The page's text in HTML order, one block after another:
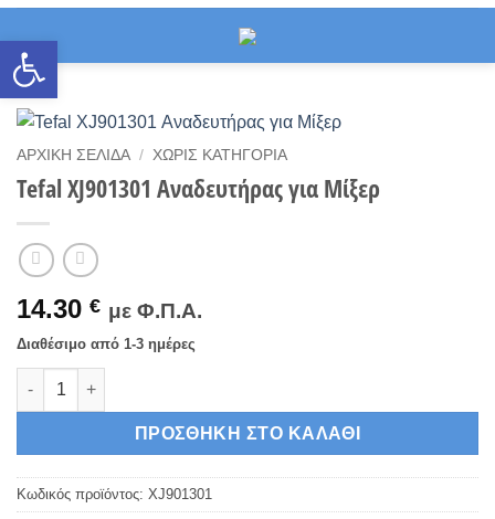
Ανοίξτε τη γραμμή εργαλείων
ΑΡΧΙΚΉ ΣΕΛΊΔΑ / ΧΩΡΊΣ ΚΑΤΗΓΟΡΊΑ
Tefal XJ901301 Αναδευτήρας για Μίξερ
14.30 € με Φ.Π.Α.
Διαθέσιμο από 1-3 ημέρες
Tefal XJ901301 Αναδευτήρας για Μίξερ ποσότητα
ΠΡΟΣΘΉΚΗ ΣΤΟ ΚΑΛΆΘΙ
Κωδικός προϊόντος: XJ901301